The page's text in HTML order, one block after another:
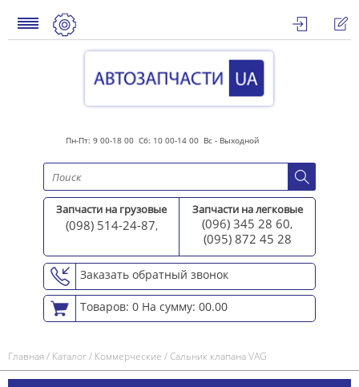
Пн-Пт: 9 00-18 00 Сб: 10 00-14 00 Вс - Выходной
Запчасти на грузовые
(098) 514-24-87,
Запчасти на легковые
(096) 345 28 60,
(095) 872 45 28
Заказать обратный звонок
Товаров: 0 На сумму: 00.00
Главная/ Каталог/ Коммерческие /Сальник клапана VAG